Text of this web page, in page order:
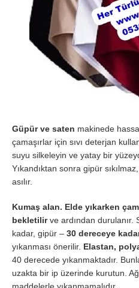
Güpür ve saten makinede
çamaşırlar için sıvı deterjan
suyu silkeleyin ve yatay bir
Yıkandıktan sonra gipür
asılır.
Kumaş alan. Elde yıkarken
bekletilirve ardından durulanır.
kadar, gipür – 30 dereceye
yıkanması önerilir. Elastan,
40 derecede yıkanmaktadır.
uzakta bir ip üzerinde kurutun.